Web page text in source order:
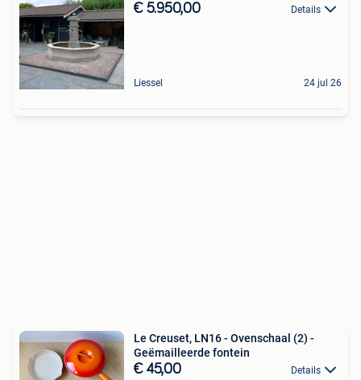
€ 5.950,00 Details
Liessel 24 jul 26
Le Creuset, LN16 - Ovenschaal (2) -
Geëmailleerde fontein
€ 45,00 Details